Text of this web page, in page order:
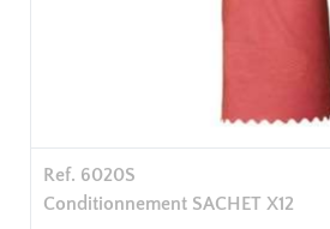
Ref. 6020S
Conditionnement SACHET X12